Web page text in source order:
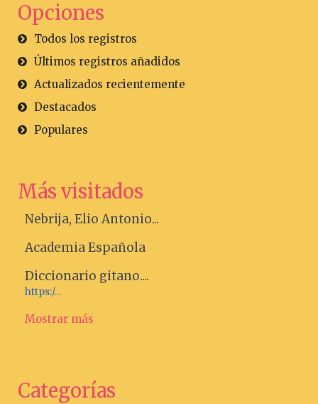
Opciones
Todos los registros
Últimos registros añadidos
Actualizados recientemente
Destacados
Populares
Más visitados
Nebrija, Elio Antonio...
Academia Española
Diccionario gitano....
https:/...
Mostrar más
Categorías